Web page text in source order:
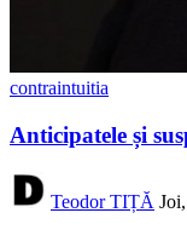
contraintuitia
Anticipatele și
Teodor TIȚĂ